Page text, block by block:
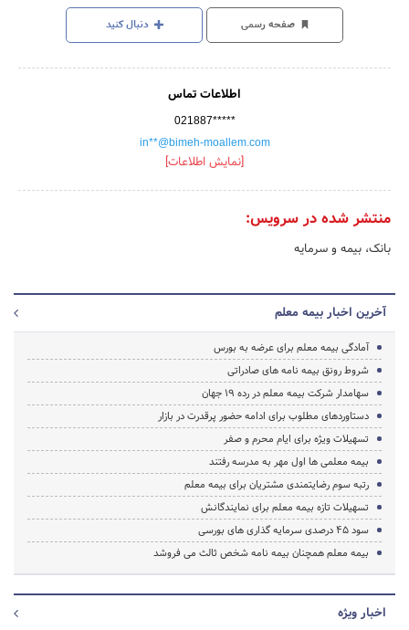
صفحه رسمی دنبال کنید
اطلاعات تماس
021887*****
in**@bimeh-moallem.com
[نمایش اطلاعات]
منتشر شده در سرویس:
بانک، بیمه و سرمایه
آخرین اخبار بیمه معلم
آمادگی بیمه معلم برای عرضه به بورس
شروط رونق بیمه نامه های صادراتی
سهامدار شرکت بیمه معلم در رده 19 جهان
دستاوردهای مطلوب برای ادامه حضور پرقدرت در بازار
تسهیلات ویژه برای ایام محرم و صفر
بیمه معلمی ها اول مهر به مدرسه رفتند
رتبه سوم رضایتمندی مشتریان برای بیمه معلم
تسهیلات تازه بیمه معلم برای نمایندگانش
سود 45 درصدی سرمایه گذاری های بورسی
بیمه معلم همچنان بیمه نامه شخص ثالث می فروشد
اخبار ویژه